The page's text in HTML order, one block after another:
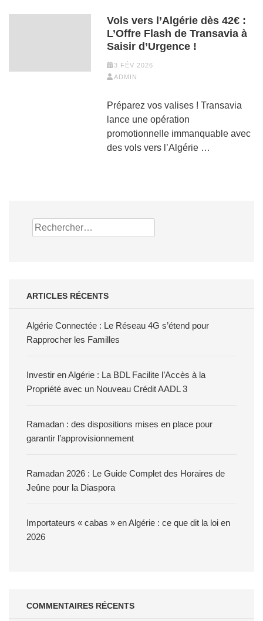
Vols vers l’Algérie dès 42€ :
L’Offre Flash de Transavia à
Saisir d’Urgence !
3 FÉV 2026
ADMIN
Préparez vos valises ! Transavia
lance une opération
promotionnelle immanquable avec
des vols vers l’Algérie …
Rechercher :
ARTICLES RÉCENTS
Algérie Connectée : Le Réseau 4G s’étend pour
Rapprocher les Familles
Investir en Algérie : La BDL Facilite l’Accès à la
Propriété avec un Nouveau Crédit AADL 3
Ramadan : des dispositions mises en place pour
garantir l’approvisionnement
Ramadan 2026 : Le Guide Complet des Horaires de
Jeûne pour la Diaspora
Importateurs « cabas » en Algérie : ce que dit la loi en
2026
COMMENTAIRES RÉCENTS